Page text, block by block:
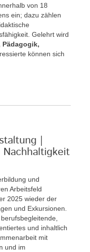
von 18
ein; dazu zählen
Gelehrt wird
können sich
|
und
Arbeitsfeld
2025 wieder der
und Exkursionen.
und inhaltlich
mit
und im